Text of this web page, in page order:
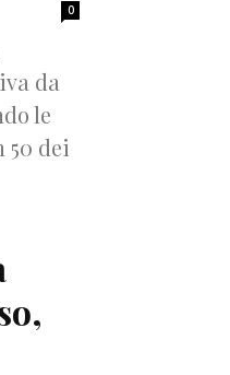
0
da
le
dei